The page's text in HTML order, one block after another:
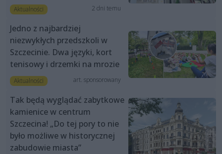
Aktualności 2 dni temu
Jedno z najbardziej
niezwykłych przedszkoli w
Szczecinie. Dwa języki, kort
tenisowy i drzemki na mrozie
Aktualności art. sponsorowany
Tak będą wyglądać zabytkowe
kamienice w centrum
Szczecina! „Do tej pory to nie
było możliwe w historycznej
zabudowie miasta”